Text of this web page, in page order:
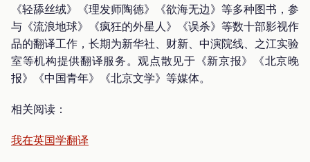
《轻舔丝绒》《理发师陶德》《欲海无边》等多种图书，参
与《流浪地球》《疯狂的外星人》《误杀》等数十部影视作
品的翻译工作，长期为新华社、财新、中演院线、之江实验
室等机构提供翻译服务。观点散见于《新京报》《北京晚
报》《中国青年》《北京文学》等媒体。
相关阅读：
我在英国学翻译